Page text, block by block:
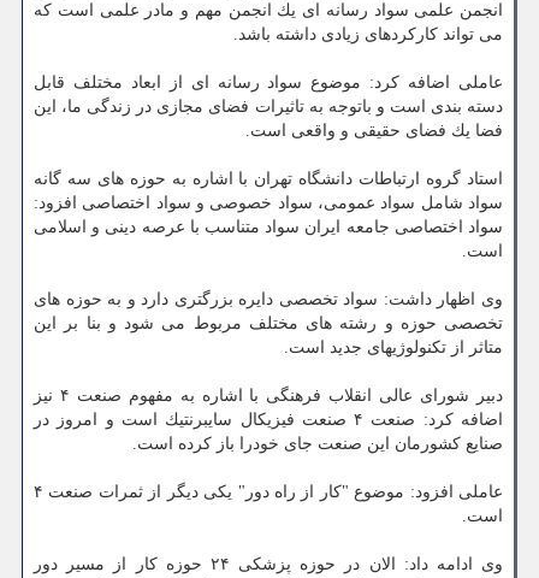
انجمن علمی سواد رسانه ای یك انجمن مهم و مادر علمی است كه
می تواند كاركردهای زیادی داشته باشد.
عاملی اضافه كرد: موضوع سواد رسانه ای از ابعاد مختلف قابل
دسته بندی است و باتوجه به تاثیرات فضای مجازی در زندگی ما، این
فضا یك فضای حقیقی و واقعی است.
استاد گروه ارتباطات دانشگاه تهران با اشاره به حوزه های سه گانه
سواد شامل سواد عمومی، سواد خصوصی و سواد اختصاصی افزود:
سواد اختصاصی جامعه ایران سواد متناسب با عرصه دینی و اسلامی
است.
وی اظهار داشت: سواد تخصصی دایره بزرگتری دارد و به حوزه های
تخصصی حوزه و رشته های مختلف مربوط می شود و بنا بر این
متاثر از تكنولوژیهای جدید است.
دبیر شورای عالی انقلاب فرهنگی با اشاره به مفهوم صنعت ۴ نیز
اضافه كرد: صنعت ۴ صنعت فیزیكال سایبرنتیك است و امروز در
صنایع كشورمان این صنعت جای خودرا باز كرده است.
عاملی افزود: موضوع "كار از راه دور" یكی دیگر از ثمرات صنعت ۴
است.
وی ادامه داد: الان در حوزه پزشكی ۲۴ حوزه كار از مسیر دور